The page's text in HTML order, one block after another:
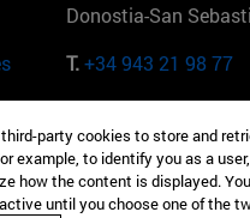
Donostia-San
T.+34 943 21 98 77
165 W 57th St
EE.UU
party cookies to store and
example, to identify you as a
how the content is displayed.
until you choose one of the